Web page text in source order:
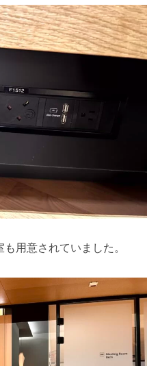
用意されていました。